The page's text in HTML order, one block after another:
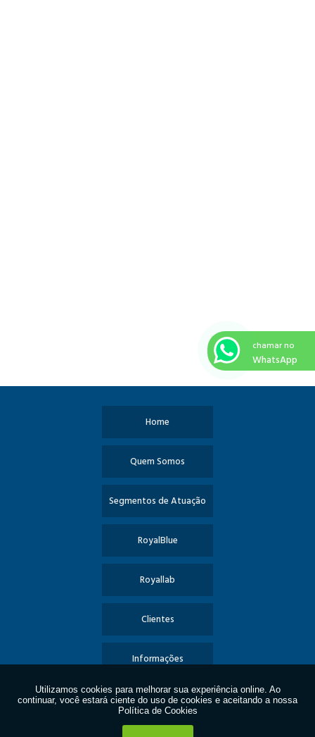
Home
Quem Somos
Segmentos de Atuação
RoyalBlue
Royallab
Clientes
Informações
Contato
chamar no
WhatsApp